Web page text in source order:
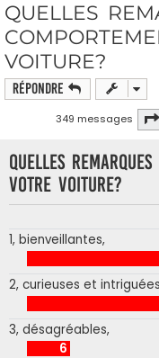
QUELLES
VOITURE?
Répondre
349 messages
Quelles
votre voiture?
1, bienveillantes,
2, curieuses et
3, désagréables,
6